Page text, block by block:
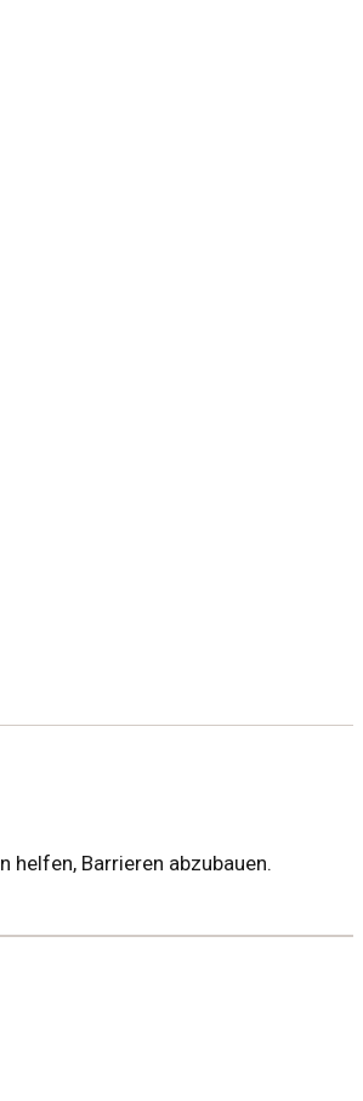
Barrieren abzubauen.